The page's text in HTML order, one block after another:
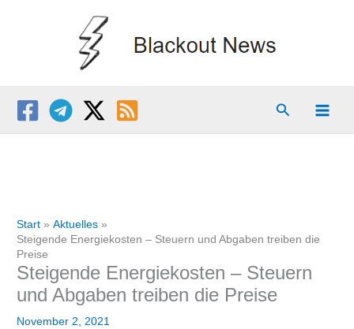
Suchen
Start
Aktuelles
Steigende Energiekosten – Steuern und Abgaben treiben die
Preise
Steigende Energiekosten – Steuern
und Abgaben treiben die Preise
November 2, 2021